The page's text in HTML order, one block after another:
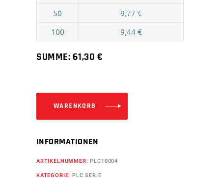
50
9,77 €
100
9,44€
SUMME: 61,30 €
WARENKORB
INFORMATIONEN
ARTIKELNUMMER:PLC10004
KATEGORIE:PLC SERIE